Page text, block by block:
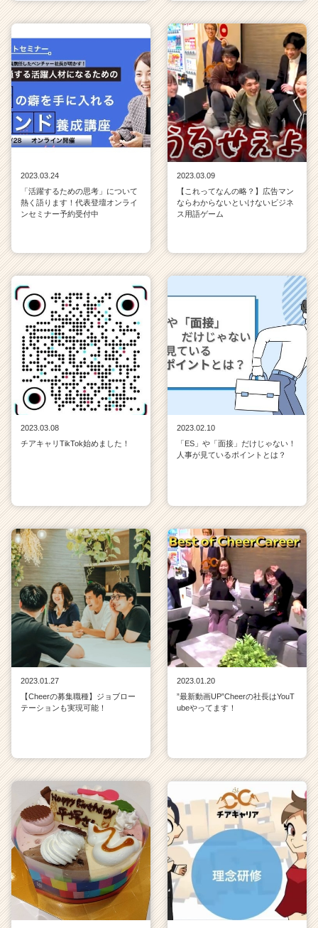
2023.03.24
「活躍するための思考」について
熱く語ります！代表登壇オンライ
ンセミナー予約受付中
2023.03.09
【これってなんの略？】広告マン
ならわからないといけないビジネ
ス用語ゲーム
2023.03.08
チアキャリTikTok始めました！
2023.02.10
「ES」や「面接」だけじゃない！
人事が見ているポイントとは？
2023.01.27
【Cheerの募集職種】ジョブロー
テーションも実現可能！
2023.01.20
”最新動画UP”Cheerの社長はYouT
ubeやってます！